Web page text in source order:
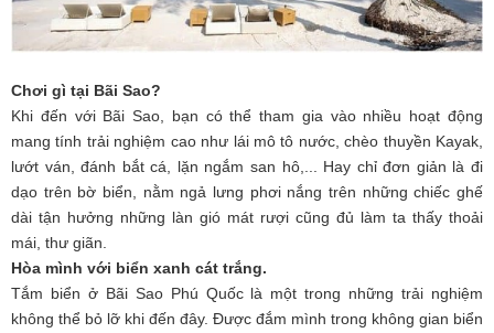
Chơi gì tại Bãi Sao?
Khi đến với Bãi Sao, bạn có thể tham gia vào nhiều hoạt động
mang tính trải nghiệm cao như lái mô tô nước, chèo thuyền Kayak,
lướt ván, đánh bắt cá, lặn ngắm san hô,... Hay chỉ đơn giản là đi
dạo trên bờ biển, nằm ngả lưng phơi nắng trên những chiếc ghế
dài tận hưởng những làn gió mát rượi cũng đủ làm ta thấy thoải
mái, thư giãn.
Hòa mình với biển xanh cát trắng.
Tắm biển ở Bãi Sao Phú Quốc là một trong những trải nghiệm
không thể bỏ lỡ khi đến đây. Được đắm mình trong không gian biển